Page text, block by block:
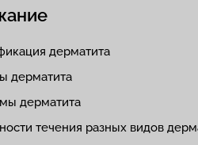
дерматита
дерматита
дерматита
течения разных видов